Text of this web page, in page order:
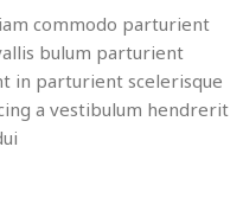
commodo parturient
bulum parturient
in parturient scelerisque
a vestibulum hendrerit